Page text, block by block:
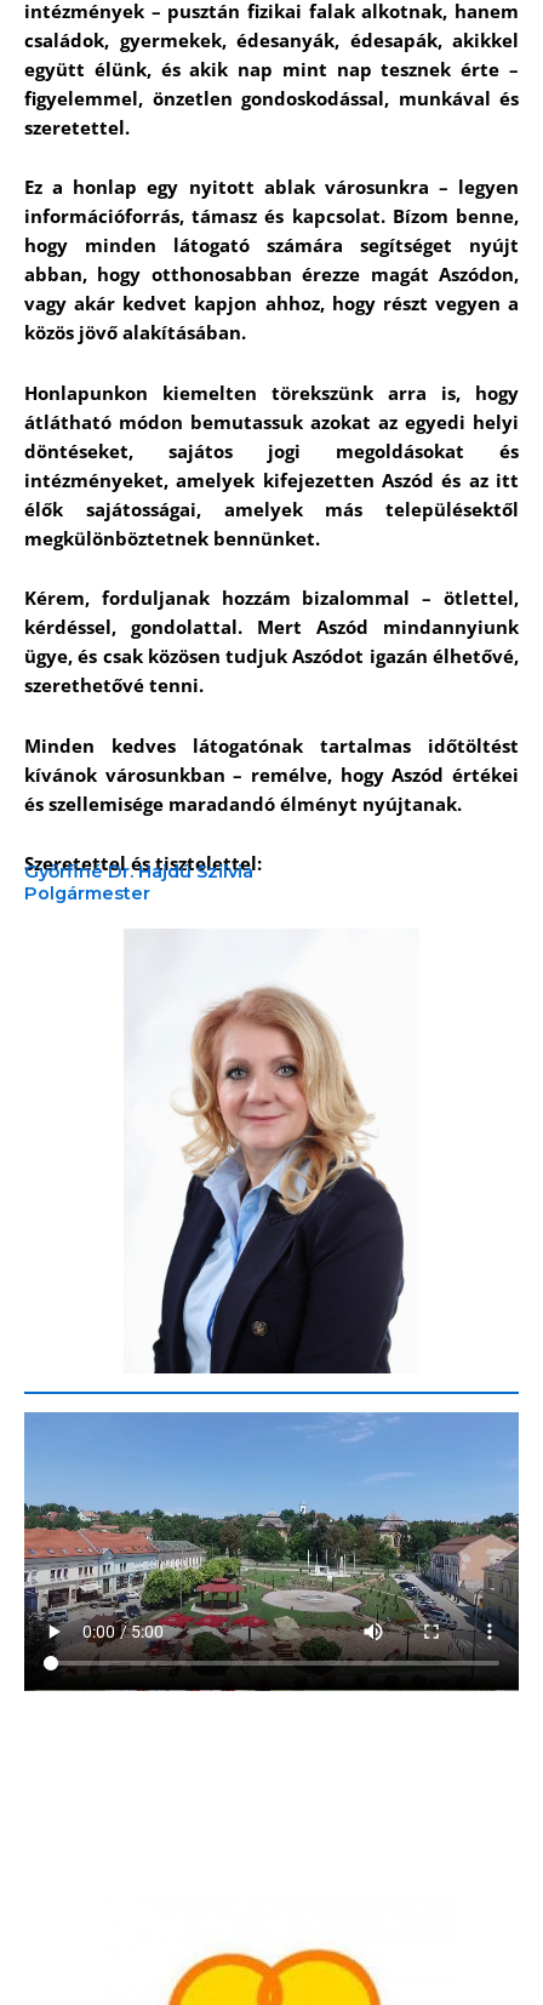
intézmények – pusztán fizikai falak alkotnak, hanem
családok, gyermekek, édesanyák, édesapák, akikkel
együtt élünk, és akik nap mint nap tesznek érte –
figyelemmel, önzetlen gondoskodással, munkával és
szeretettel.
Ez a honlap egy nyitott ablak városunkra – legyen
információforrás, támasz és kapcsolat. Bízom benne,
hogy minden látogató számára segítséget nyújt
abban, hogy otthonosabban érezze magát Aszódon,
vagy akár kedvet kapjon ahhoz, hogy részt vegyen a
közös jövő alakításában.
Honlapunkon kiemelten törekszünk arra is, hogy
átlátható módon bemutassuk azokat az egyedi helyi
döntéseket, sajátos jogi megoldásokat és
intézményeket, amelyek kifejezetten Aszód és az itt
élők sajátosságai, amelyek más településektől
megkülönböztetnek bennünket.
Kérem, forduljanak hozzám bizalommal – ötlettel,
kérdéssel, gondolattal. Mert Aszód mindannyiunk
ügye, és csak közösen tudjuk Aszódot igazán élhetővé,
szerethetővé tenni.
Minden kedves látogatónak tartalmas időtöltést
kívánok városunkban – remélve, hogy Aszód értékei
és szellemisége maradandó élményt nyújtanak.
Szeretettel és tisztelettel:
Győrfiné Dr. Hajdú Szilvia
Polgármester